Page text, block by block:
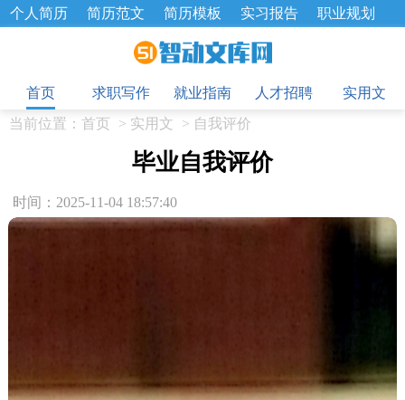
个人简历 简历范文 简历模板 实习报告
职业规划
招聘选拔 绩效考核 企业文化
工作总结
辞职报告
首页
求职写作 就业指南 人才招聘
实用文
当前位置： 首页 > 实用文 > 自我评价
毕业自我评价
时间：2025-11-04 18:57:40